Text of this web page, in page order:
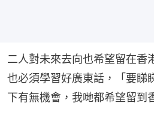
二人對未來去向也希望留在香
也必須學習好廣東話，「要睇
下有無機會，我哋都希望留到